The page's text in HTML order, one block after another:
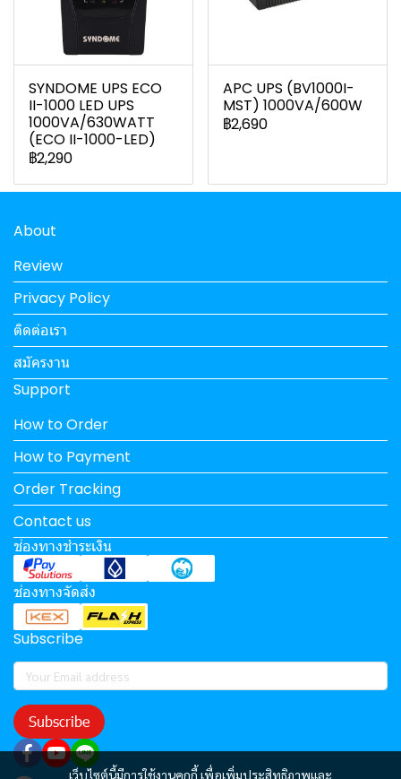
SYNDOME UPS ECO
II-1000 LED UPS
1000VA/630WATT
(ECO II-1000-LED)
฿2,290
APC UPS (BV1000I-
MST) 1000VA/600W
฿2,690
เว็บไซต์นี้มีการใช้งานคุกกี้ เพื่อเพิ่มประสิทธิภาพและ
About
Review
Privacy Policy
ติดต่อเรา
สมัครงาน
Support
How to Order
How to Payment
Order Tracking
Contact us
ช่องทางชำระเงิน
ช่องทางจัดส่ง
Subscribe
Subscribe